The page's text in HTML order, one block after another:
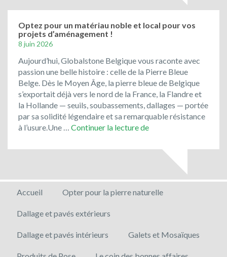
Optez pour un matériau noble et local pour vos
projets d’aménagement !
8 juin 2026
Aujourd’hui, Globalstone Belgique vous raconte avec
passion une belle histoire : celle de la Pierre Bleue
Belge. Dès le Moyen Âge, la pierre bleue de Belgique
s’exportait déjà vers le nord de la France, la Flandre et
la Hollande — seuils, soubassements, dallages — portée
par sa solidité légendaire et sa remarquable résistance
à l’usure.Une … Continuer la lecture deOptez
un
matériau
et
local
d’aménagement
Accueil Opter pour la pierre naturelle
Dallage et pavés extérieurs
Dallage et pavés intérieurs Galets et Mosaïques